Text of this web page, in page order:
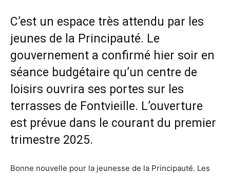
C’est un espace très attendu par les
jeunes de la Principauté. Le
gouvernement a confirmé hier soir en
séance budgétaire qu’un centre de
loisirs ouvrira ses portes sur les
terrasses de Fontvieille. L’ouverture
est prévue dans le courant du premier
trimestre 2025.
Bonne nouvelle pour la jeunesse de la Principauté. Les